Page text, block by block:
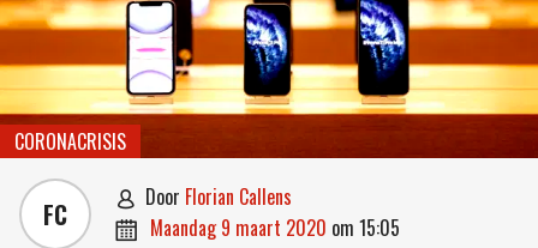
CORONACRISIS
FC  door Florian Callens
 maandag 9 maart 2020 om 15:05